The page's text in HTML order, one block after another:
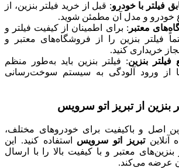
فیلتر با خودرو: قبل از خرید فیلتر بنزین، از
خودرو و مدل آن مطمئن شوید.
معتبر : برای اطمینان از کیفیت فیلتر و
فیلتر بنزین را از فروشگاه‌های معتبر و
خریداری کنید.
بنزین: فیلتر بنزین باید به‌طور منظم
از ورود آلودگی به سیستم سوخت‌رسانی
بنزین از تبریز اتو سرویس
اصل و باکیفیت برای خودروهای مختلف،
آنلاینتبریز اتو سرویس استفاده کنید. این
بنزین‌های معتبر و با کیفیت بالا را با ارسال
عرضه می‌کند.